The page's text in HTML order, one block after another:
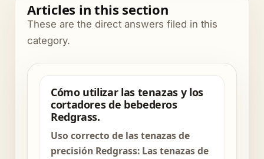
Articles in this section
These are the direct answers filed in this
category.
Cómo utilizar las tenazas y los
cortadores de bebederos
Redgrass.
Uso correcto de las tenazas de
precisión Redgrass: Las tenazas de